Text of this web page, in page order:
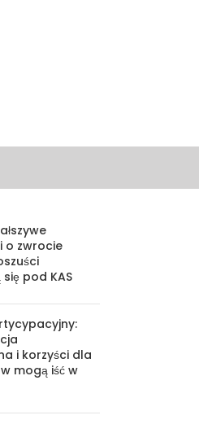
o zwrocie
pod KAS
i korzyści dla
mogą iść w